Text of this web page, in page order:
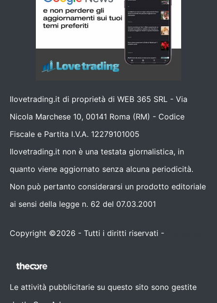
Ilovetrading.it di proprietà di WEB 365 SRL - Via
Nicola Marchese 10, 00141 Roma (RM) - Codice
Fiscale e Partita I.V.A. 12279101005
Ilovetrading.it non è una testata giornalistica, in
quanto viene aggiornato senza alcuna periodicità.
Non può pertanto considerarsi un prodotto editoriale
ai sensi della legge n. 62 del 07.03.2001
Copyright ©2026 - Tutti i diritti riservati -
Le attività pubblicitarie su questo sito sono gestite